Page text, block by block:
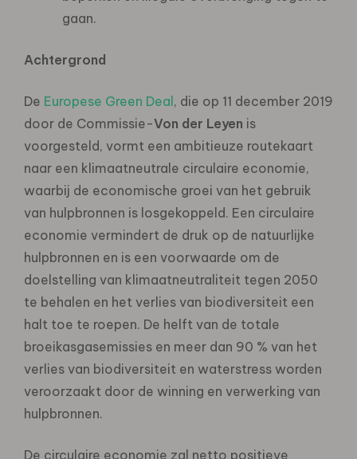
gaan.
Achtergrond
De Europese Green Deal, die op 11 december 2019
door de Commissie-Von der Leyen is
voorgesteld, vormt een ambitieuze routekaart
naar een klimaatneutrale circulaire economie,
waarbij de economische groei van het gebruik
van hulpbronnen is losgekoppeld. Een circulaire
economie vermindert de druk op de natuurlijke
hulpbronnen en is een voorwaarde om de
doelstelling van klimaatneutraliteit tegen 2050
te behalen en het verlies van biodiversiteit een
halt toe te roepen. De helft van de totale
broeikasgasemissies en meer dan 90 % van het
verlies van biodiversiteit en waterstress worden
veroorzaakt door de winning en verwerking van
hulpbronnen.
De circulaire economie zal netto positieve